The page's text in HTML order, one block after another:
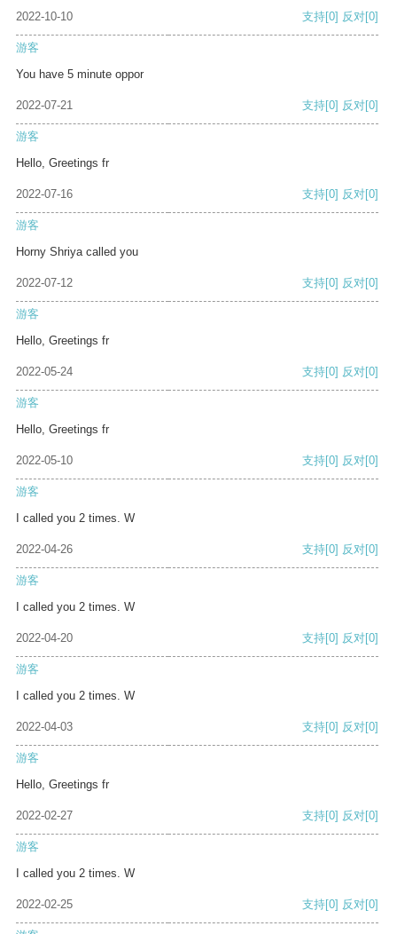
2022-10-10 支持[0] 反对[0]
游客
You have 5 minute oppor
2022-07-21 支持[0] 反对[0]
游客
Hello, Greetings fr
2022-07-16 支持[0] 反对[0]
游客
Horny Shriya called you
2022-07-12 支持[0] 反对[0]
游客
Hello, Greetings fr
2022-05-24 支持[0] 反对[0]
游客
Hello, Greetings fr
2022-05-10 支持[0] 反对[0]
游客
I called you 2 times. W
2022-04-26 支持[0] 反对[0]
游客
I called you 2 times. W
2022-04-20 支持[0] 反对[0]
游客
I called you 2 times. W
2022-04-03 支持[0] 反对[0]
游客
Hello, Greetings fr
2022-02-27 支持[0] 反对[0]
游客
I called you 2 times. W
2022-02-25 支持[0] 反对[0]